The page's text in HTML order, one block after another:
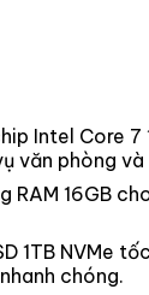
Intel Core 7
văn phòng và
RAM 16GB
1TB NVMe
chóng.